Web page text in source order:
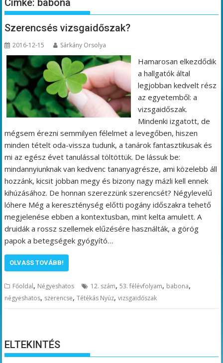
Címke: babona
Szerencsés vizsgaidőszak?
2016-12-15 Sárkány Orsolya
Hamarosan elkezdődik
a hallgatók által
legjobban kedvelt rész
az egyetemből: a
vizsgaidőszak.
Mindenki izgatott, de
mégsem érezni semmilyen félelmet a levegőben, hiszen
minden tételt oda-vissza tudunk, a tanárok fantasztikusak és
mi az egész évet tanulással töltöttük. De lássuk be:
mindannyiunknak van kedvenc tananyagrésze, ami közelebb áll
hozzánk, kicsit jobban megy és bizony nagy mázli kell ennek
kihúzásához. De honnan szerezzünk szerencsét? Négylevelű
lóhere Még a kereszténység előtti pogány időszakra tehető
megjelenése ebben a kontextusban, mint kelta amulett. A
druidák a rossz szellemek elűzésére használták, a görög
papok a betegségek gyógyító…
OLVASS TOVÁBB!
Főoldal, Négyeshatos 12. szám,53. félévfolyam, babona,
négyeshatos, szerencse,Tétékás Nyúz,vizsgaidőszak
ELTEKINTÉS